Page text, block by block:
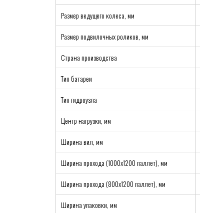
Размер ведущего колеса, мм
Размер подвилочных роликов, мм
Страна производства
Тип батареи
Тип гидроузла
Центр нагрузки, мм
Ширина вил, мм
Ширина прохода (1000х1200 паллет), мм
Ширина прохода (800х1200 паллет), мм
Ширина упаковки, мм